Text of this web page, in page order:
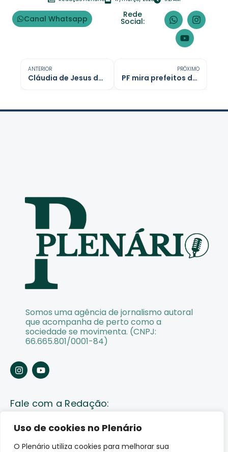
Uso de cookies no Plenário
O Plenário utiliza cookies para melhorar sua
Canal Whatsapp Rede
Social:
ANTERIOR
Cláudia de Jesus defende Centro de Diagnóstico por Imagem para Cacoal
PRÓXIMO
PF mira prefeitos do RN em operação contra fraudes na saúde
Somos uma agência de jornalismo autoral
que acompanha de perto como a
sociedade se movimenta. (CNPJ:
66.665.801/0001-84)
Fale com a Redação:
Enviar pauta
Fale conosco